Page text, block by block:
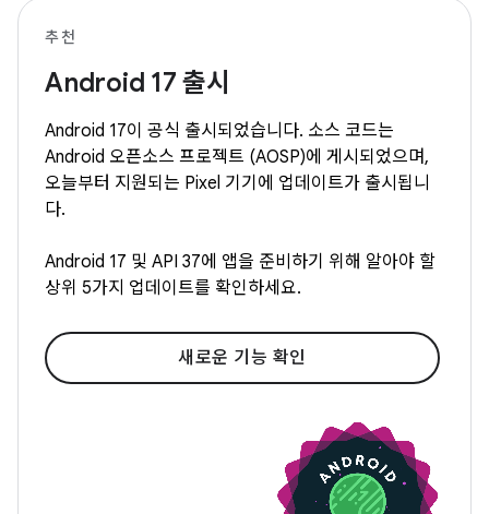
추천
Android 17 출시
Android 17이 공식 출시되었습니다. 소스 코드는
Android 오픈소스 프로젝트 (AOSP)에 게시되었으며,
오늘부터 지원되는 Pixel 기기에 업데이트가 출시됩니
다.
Android 17 및 API 37에 앱을 준비하기 위해 알아야 할
상위 5가지 업데이트를 확인하세요.
새로운 기능 확인